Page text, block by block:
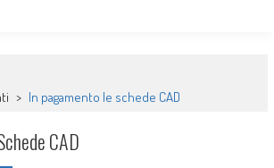
> In pagamento le schede CAD
CAD